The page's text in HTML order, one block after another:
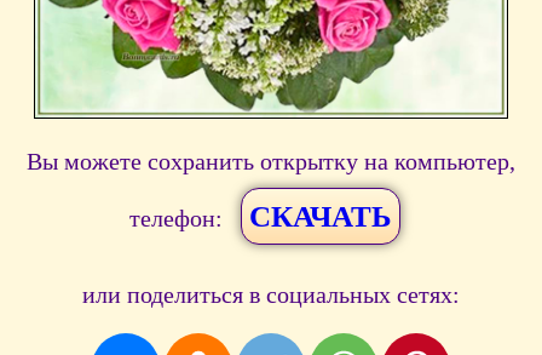
Вы можете сохранить открытку на компьютер,
телефон: СКАЧАТЬ
или поделиться в социальных сетях: